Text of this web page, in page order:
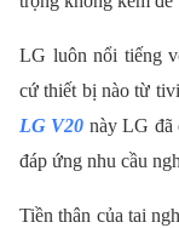
LG luôn nổi tiếng
cứ thiết bị nào từ
LG V20 này LG đã
đáp ứng nhu cầu
Tiền thân của tai